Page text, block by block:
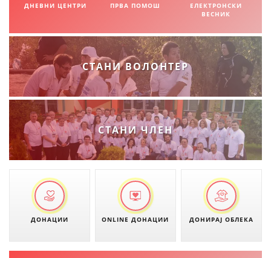
ПРОМОЦИЈА НА ХУМАНИ ВРЕДНОСТИ
УПОТРЕБА И ЗАШТИТА НА АМБЛЕМОТ
СОЦИЈАЛНО ХУМАНИТАРНА ДЕЈНОСТ
КАКО ДА ДОНИРАТЕ
ПОДГОТВЕНОСТ И ДЕЈСТВО ПРИ КАТАСТРОФИ
ТИМ ЗА ОДГОВОР ПРИ КАТАСТРОФИ ПРИ ООЦК КУМАНОВО
ИСТРАЖУВАЊЕ НА ЈАВНО МИСЛЕЊЕ
МЕЃУНАРОДНА СОРАБОТКА
ДНЕВНИ ЦЕНТРИ ПРВА ПОМОШ
ЕЛЕКТРОНСКИ
ВЕСНИК
СТАНИ ВОЛОНТЕР
СТАНИ ЧЛЕН
ДОНАЦИИ ONLINE ДОНАЦИИ ДОНИРАЈ ОБЛЕКА